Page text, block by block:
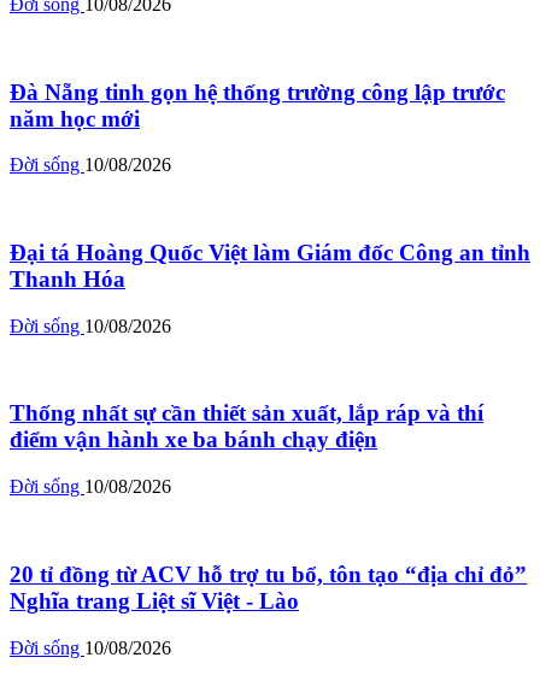
Đà Nẵng tinh gọn hệ thống trường công lập trước
năm học mới
Đời sống 10/08/2026
Đại tá Hoàng Quốc Việt làm Giám đốc Công an tỉnh
Thanh Hóa
Đời sống 10/08/2026
Thống nhất sự cần thiết sản xuất, lắp ráp và thí
điểm vận hành xe ba bánh chạy điện
Đời sống 10/08/2026
20 tỉ đồng từ ACV hỗ trợ tu bổ, tôn tạo “địa chỉ đỏ”
Nghĩa trang Liệt sĩ Việt - Lào
Đời sống 10/08/2026